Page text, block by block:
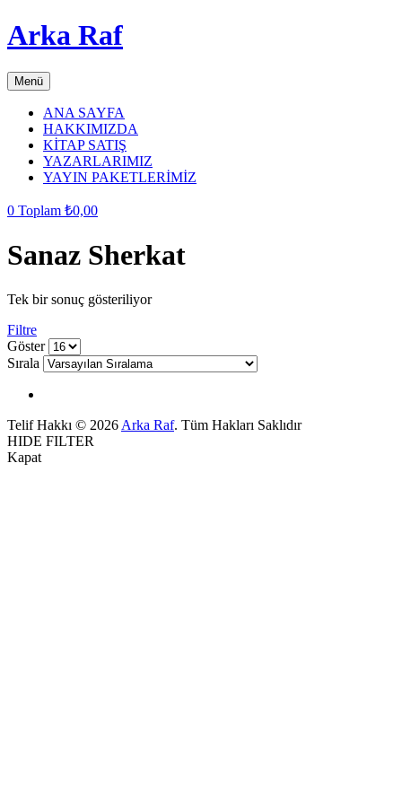
Arka Raf
Menü
ANA SAYFA
HAKKIMIZDA
KİTAP SATIŞ
YAZARLARIMIZ
YAYIN PAKETLERİMİZ
0 Toplam ₺0,00
Sanaz Sherkat
Tek bir sonuç gösteriliyor
Filtre
grid
button
list
button
Göster
Sırala
Telif Hakkı © 2026 Arka Raf. Tüm Hakları Saklıdır
HIDE FILTER
Kapat